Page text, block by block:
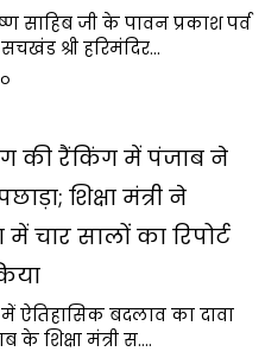
साहिब जी के पावन प्रकाश पर्व
श्री हरिमंदिर…
की रैंकिंग में पंजाब ने
शिक्षा मंत्री ने
चार सालों का रिपोर्ट
में ऐतिहासिक बदलाव का दावा
के शिक्षा मंत्री स.…